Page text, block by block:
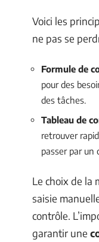
Voici les
ne pas se
Formule de
pour des
des tâches.
Tableau de
retrouver
passer par un
Le choix de la
saisie
contrôle.
garantir une